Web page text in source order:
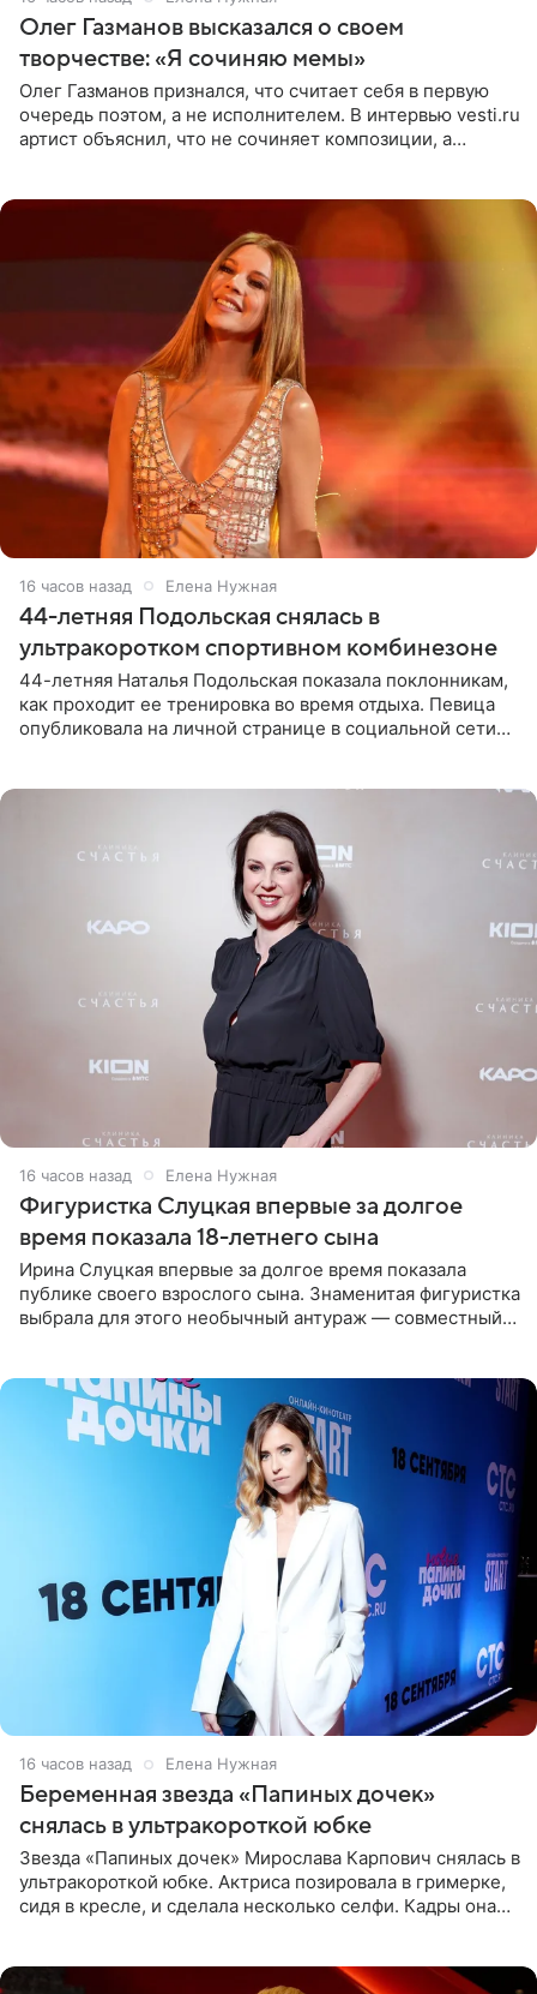
Олег Газманов высказался о своем
творчестве: «Я сочиняю мемы»
Олег Газманов признался, что считает себя в первую
очередь поэтом, а не исполнителем. В интервью vesti.ru
артист объяснил, что не сочиняет композиции, а
16 часов назад Елена Нужная
44-летняя Подольская снялась в
ультракоротком спортивном комбинезоне
44-летняя Наталья Подольская показала поклонникам,
как проходит ее тренировка во время отдыха. Певица
опубликовала на личной странице в социальной сети
16 часов назад Елена Нужная
Фигуристка Слуцкая впервые за долгое
время показала 18-летнего сына
Ирина Слуцкая впервые за долгое время показала
публике своего взрослого сына. Знаменитая фигуристка
выбрала для этого необычный антураж — совместный
16 часов назад Елена Нужная
Беременная звезда «Папиных дочек»
снялась в ультракороткой юбке
Звезда «Папиных дочек» Мирослава Карпович снялась в
ультракороткой юбке. Актриса позировала в гримерке,
сидя в кресле, и сделала несколько селфи. Кадры она